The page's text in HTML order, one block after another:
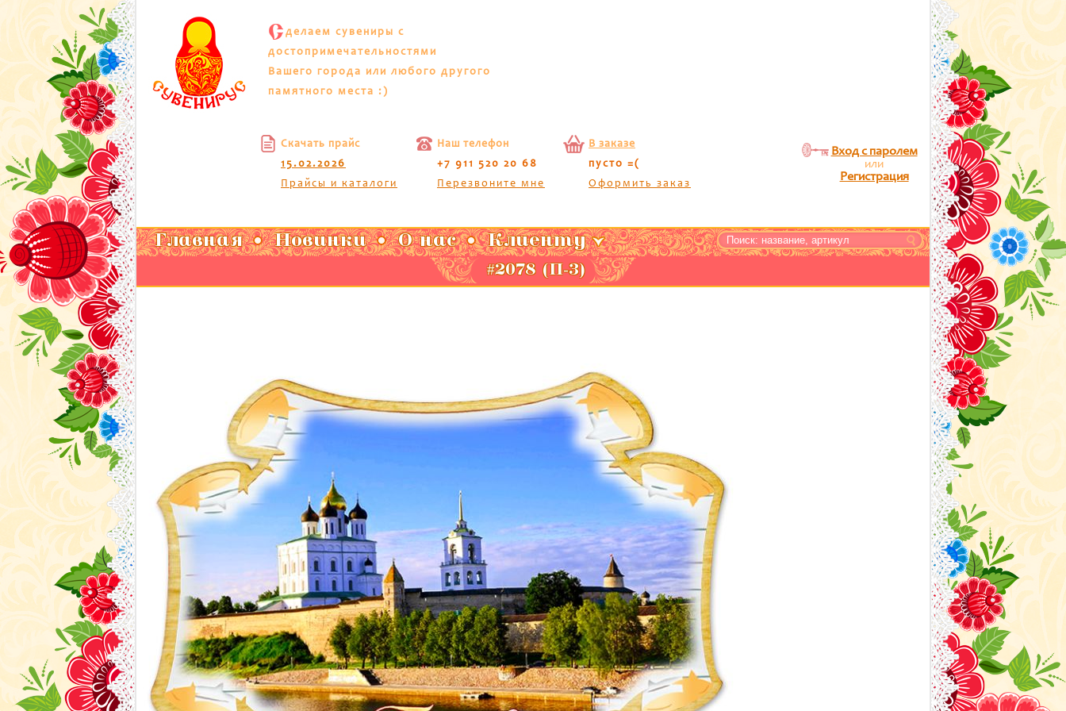
С делаем сувениры с
достопримечательностями
Вашего города или любого другого
памятного места :)
Скачать прайс
15.02.2026
Прайсы и каталоги
Наш телефон
+7 911 520 20 68
Перезвоните мне
В заказе
пусто =(
Оформить заказ
Вход с паролем
или
Регистрация
Главная Новинки О нас Клиенту
#2078 (П-3)